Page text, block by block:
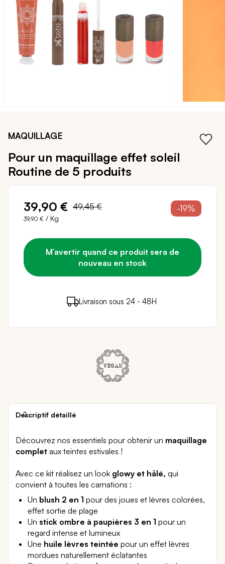
galerie
d’images
début
Galerie
MAQUILLAGE
Pour un maquillage effet soleil
Routine de 5 produits
39,90 € 49,45 €
39,90 € / Kg
-19%
M’avertir quand ce produit sera de
nouveau en stock
39 points de fidélité ( 0,78 €
en achetant ce
Livraison sous 24 - 48H
Paiement sécurisé
Descriptif détaillé
Découvrez nos essentiels pour obtenir un maquillage
complet aux teintes estivales !
Avec ce kit réalisez un look glowy et hâlé, qui
convient à toutes les carnations :
Un blush 2 en 1 pour des joues et lèvres colorées,
effet sortie de plage
Un stick ombre à paupières 3 en 1 pour un
regard intense et lumineux
Une huile lèvres teintée pour un effet lèvres
mordues naturellement éclatantes